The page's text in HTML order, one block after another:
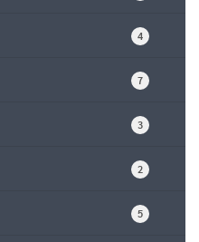
4
7
3
2
5